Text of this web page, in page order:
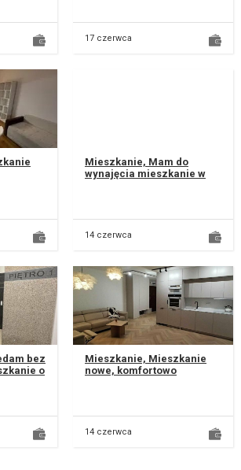
17 czerwca
Mieszkanie, Mam do
wynajęcia mieszkanie w
14 czerwca
bez
o
Mieszkanie, Mieszkanie
nowe, komfortowo
14 czerwca